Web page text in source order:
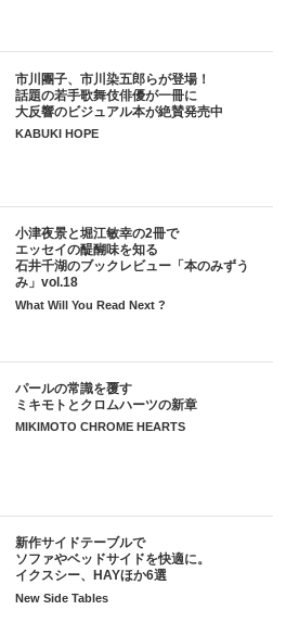
市川團子、市川染五郎らが登場！
話題の若手歌舞伎俳優が一冊に
大反響のビジュアル本が絶賛発売中
KABUKI HOPE
小津夜景と堀江敏幸の2冊で
エッセイの醍醐味を知る
石井千湖のブックレビュー「本のみずう
み」vol.18
What Will You Read Next ?
パールの常識を覆す
ミキモトとクロムハーツの新章
MIKIMOTO CHROME HEARTS
新作サイドテーブルで
ソファやベッドサイドを快適に。
イクスシー、HAYほか6選
New Side Tables